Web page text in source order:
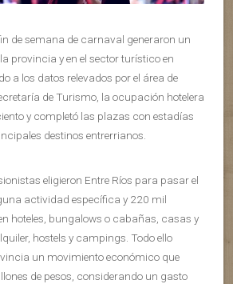
de semana de carnaval generaron un
provincia y en el sector turístico en
a los datos relevados por el área de
de Turismo, la ocupación hotelera
y completó las plazas con estadías
destinos entrerrianos.
eligieron Entre Ríos para pasar el
actividad específica y 220 mil
hoteles, bungalows o cabañas, casas y
hostels y campings. Todo ello
un movimiento económico que
de pesos, considerando un gasto